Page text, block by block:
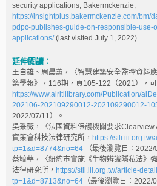
security applications, Bakermckenzie,
https://insightplus.bakermckenzie.com/bm/
pdpc-publishes-guide-on-responsible-use-
applications/(last visited July 1, 2022)
延伸閱讀：
王自雄、周晨蕙，〈智慧建築安全監控資料
築學報》，116期，頁105-122（2021），
https://www.airitilibrary.com/Publication/
202106-202109290012-202109290012-
2022/07/11）。
吳采薇，〈法國資料保護機關要求Clearview
資策會科技法律研究所， https://
tp=1&d=8774&no=64 （最後瀏覽日：2022/
蔡毓華，〈紐約市實施《生物辨識隱私法》
法律研究所， https://stli.iii.org.tw/article-
tp=1&d=8713&no=64 （最後瀏覽日：2022/